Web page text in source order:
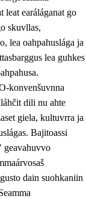
leat earáláganat go
skuvllas,
lea oahpahuslága ja
lea guhkes
konvenšuvnna
dili nu ahte
giela, kultuvrra ja
Bajitoassi
geavahuvvo
dain suohkaniin